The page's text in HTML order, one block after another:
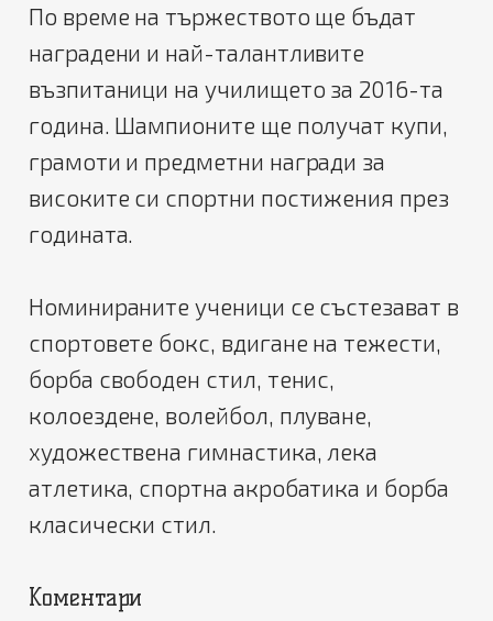
По време на тържеството ще бъдат
наградени и най-талантливите
възпитаници на училището за 2016-та
година. Шампионите ще получат купи,
грамоти и предметни награди за
високите си спортни постижения през
годината.
Номинираните ученици се състезават в
спортовете бокс, вдигане на тежести,
борба свободен стил, тенис,
колоездене, волейбол, плуване,
художествена гимнастика, лека
атлетика, спортна акробатика и борба
класически стил.
Коментари